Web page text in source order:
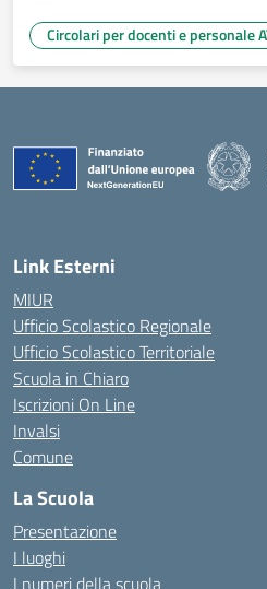
Circolari per docenti e personale
Link Esterni
MIUR
Ufficio Scolastico Regionale
Ufficio Scolastico Territoriale
Scuola in Chiaro
Iscrizioni On Line
Invalsi
Comune
La Scuola
Presentazione
I luoghi
I numeri della scuola